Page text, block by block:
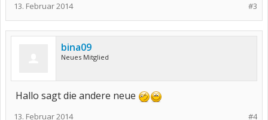
#3
13. Februar 2014
bina09
Neues Mitglied
Hallo sagt die andere neue
#4
13. Februar 2014